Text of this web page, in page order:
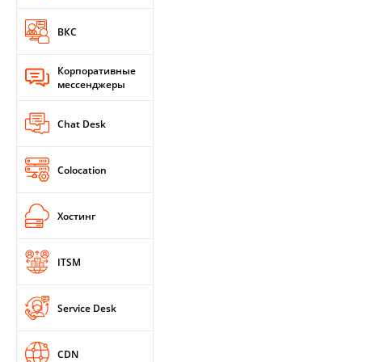
ВКС
Корпоративные
мессенджеры
Chat Desk
Colocation
Хостинг
ITSM
Service Desk
CDN